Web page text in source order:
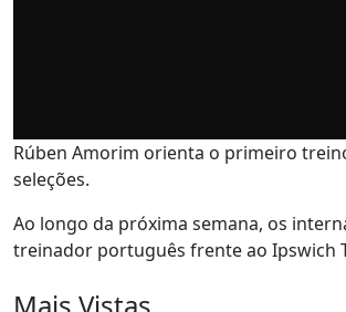
Rúben Amorim orienta o primeiro
seleções.
Ao longo da próxima semana, os
treinador português frente ao Ipswich